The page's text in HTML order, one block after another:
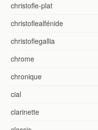
christofle-plat
christoflealfénide
christoflegallia
chrome
chronique
cial
clarinette